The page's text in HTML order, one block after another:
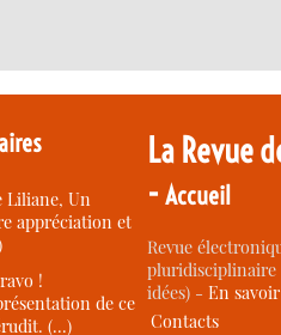
Liliane, Un
appréciation et
!
de ce
(…)
La Revue
-Accueil
Revue
idées) -En
Contacts